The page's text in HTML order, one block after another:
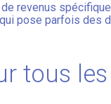
revenus
pose parfois des
tous les